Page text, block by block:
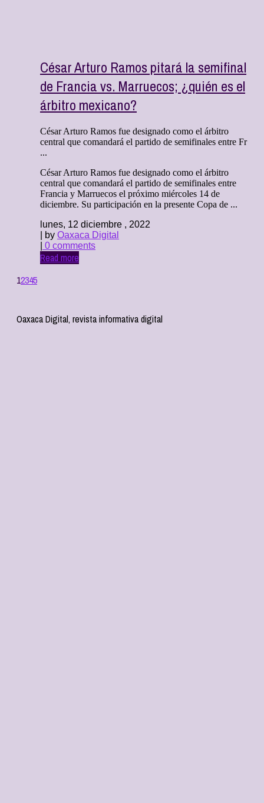
César Arturo Ramos pitará la semifinal
de Francia vs. Marruecos; ¿quién es el
árbitro mexicano?
César Arturo Ramos fue designado como el árbitro
central que comandará el partido de semifinales entre Fr
...
César Arturo Ramos fue designado como el árbitro
central que comandará el partido de semifinales entre
Francia y Marruecos el próximo miércoles 14 de
diciembre. Su participación en la presente Copa de ...
lunes, 12 diciembre , 2022
| by Oaxaca Digital
0 comments
Read more
12345
Oaxaca Digital, revista informativa digital